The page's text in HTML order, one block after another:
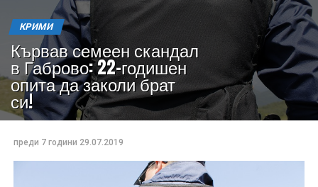
КРИМИ
Кървав семеен скандал
в Габрово: 22-годишен
опита да заколи брат
си!
преди 7 години 29.07.2019